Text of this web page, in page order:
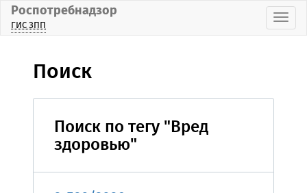
Роспотребнадзор
ГИС ЗПП
Поиск
Поиск по тегу "Вред
здоровью"